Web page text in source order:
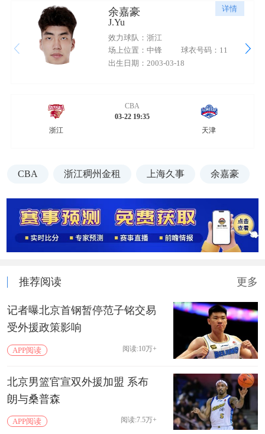
详情
余嘉豪
J.Yu
效力球队：浙江
场上位置：中锋
球衣号码：11
出生日期：2003-03-18
浙江
CBA
03-22 19:35
天津
CBA 浙江稠州金租 上海久事 余嘉豪
推荐阅读 更多
记者曝北京首钢暂停范子铭交易
受外援政策影响
APP阅读 阅读:10万+
北京男篮官宣双外援加盟 系布
朗与桑普森
APP阅读 阅读:7.5万+